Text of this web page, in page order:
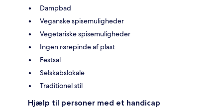
Dampbad
Veganske spisemuligheder
Vegetariske spisemuligheder
Ingen rørepinde af plast
Festsal
Selskabslokale
Traditionel stil
Hjælp til personer med et handicap